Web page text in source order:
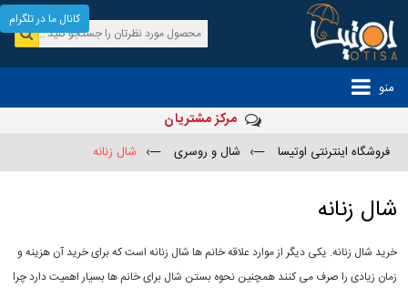
منو
مرکز مشتریان
فروشگاه اینترنتی اوتیسا —› شال و روسری —› شال زنانه
شال زنانه
خرید شال زنانه. یکی دیگر از موارد علاقه خانم ها شال زنانه است که برای خرید آن هزینه و
زمان زیادی را صرف می کنند همچنین نحوه بستن شال برای خانم ها بسیار اهمیت دارد چرا
کانال ما در تلگرام